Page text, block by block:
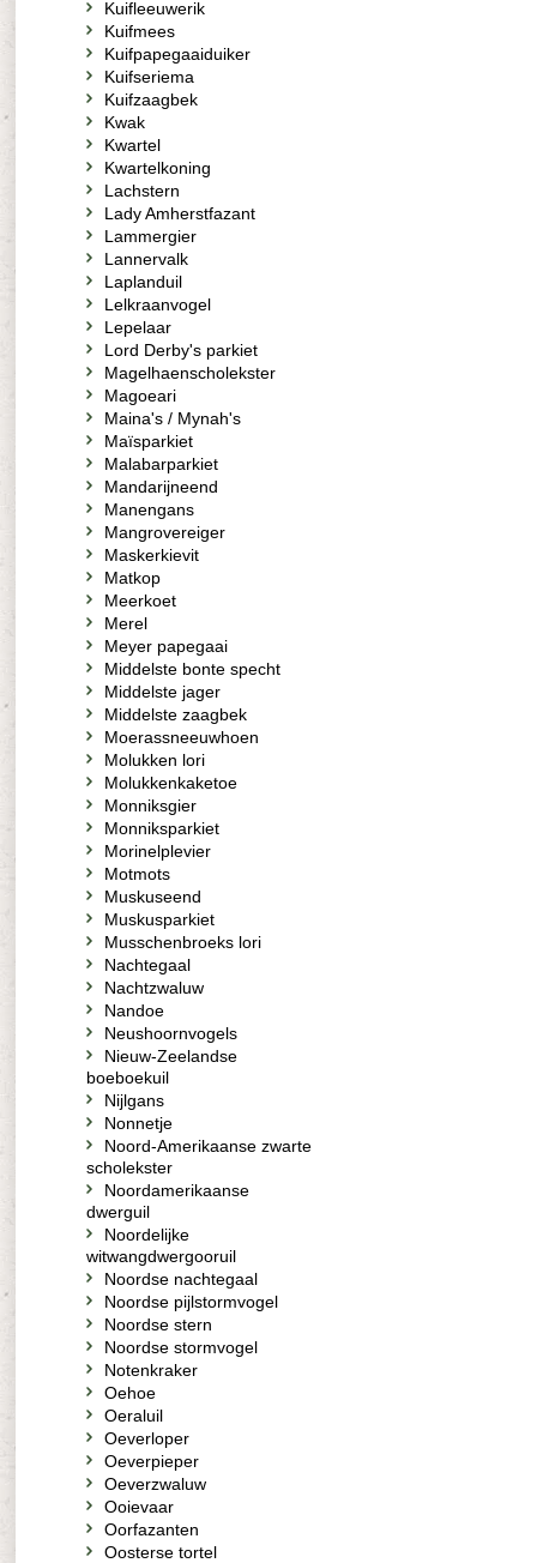
Kuifleeuwerik
Kuifmees
Kuifpapegaaiduiker
Kuifseriema
Kuifzaagbek
Kwak
Kwartel
Kwartelkoning
Lachstern
Lady Amherstfazant
Lammergier
Lannervalk
Laplanduil
Lelkraanvogel
Lepelaar
Lord Derby's parkiet
Magelhaenscholekster
Magoeari
Maina's / Mynah's
Maïsparkiet
Malabarparkiet
Mandarijneend
Manengans
Mangrovereiger
Maskerkievit
Matkop
Meerkoet
Merel
Meyer papegaai
Middelste bonte specht
Middelste jager
Middelste zaagbek
Moerassneeuwhoen
Molukken lori
Molukkenkaketoe
Monniksgier
Monniksparkiet
Morinelplevier
Motmots
Muskuseend
Muskusparkiet
Musschenbroeks lori
Nachtegaal
Nachtzwaluw
Nandoe
Neushoornvogels
Nieuw-Zeelandse
boeboekuil
Nijlgans
Nonnetje
Noord-Amerikaanse zwarte
scholekster
Noordamerikaanse
dwerguil
Noordelijke
witwangdwergooruil
Noordse nachtegaal
Noordse pijlstormvogel
Noordse stern
Noordse stormvogel
Notenkraker
Oehoe
Oeraluil
Oeverloper
Oeverpieper
Oeverzwaluw
Ooievaar
Oorfazanten
Oosterse tortel